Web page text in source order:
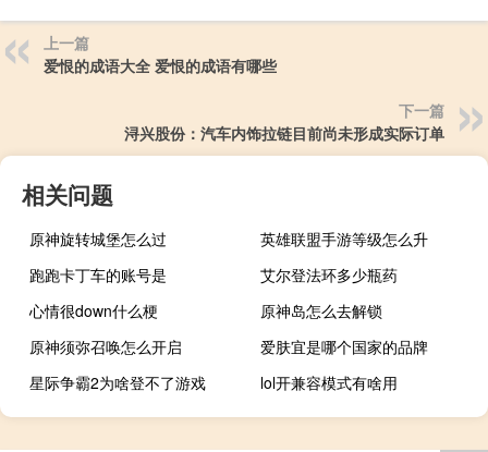
上一篇
爱恨的成语大全 爱恨的成语有哪些
下一篇
浔兴股份：汽车内饰拉链目前尚未形成实际订单
相关问题
原神旋转城堡怎么过
英雄联盟手游等级怎么升
跑跑卡丁车的账号是
艾尔登法环多少瓶药
心情很down什么梗
原神岛怎么去解锁
原神须弥召唤怎么开启
爱肤宜是哪个国家的品牌
星际争霸2为啥登不了游戏
lol开兼容模式有啥用